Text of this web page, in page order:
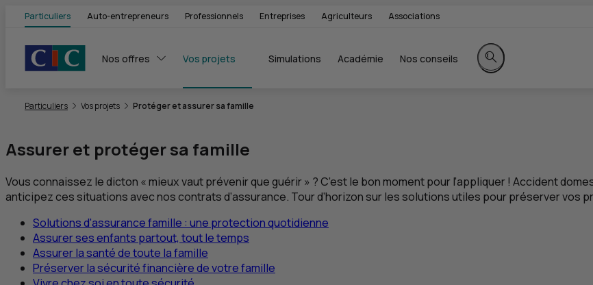
Particuliers Auto-entrepreneurs Professionnels Entreprises Agriculteurs Associations
Nos offres Vos projets Simulations Académie Nos conseils
Rechercher sur le site
Particuliers Vos projets Protéger et assurer sa famille
Assurer et protéger sa famille
Vous connaissez le dicton « mieux vaut prévenir que guérir » ? C’est le bon moment pour l’appliquer ! Accident
anticipez ces situations avec nos contrats d’assurance. Tour d’horizon sur les solutions utiles pour préserver vos
Solutions d'assurance famille : une protection quotidienne
Assurer ses enfants partout, tout le temps
Assurer la santé de toute la famille
Préserver la sécurité financière de votre famille